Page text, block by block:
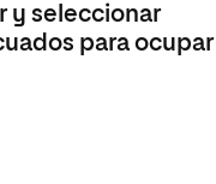
y seleccionar
para ocupar